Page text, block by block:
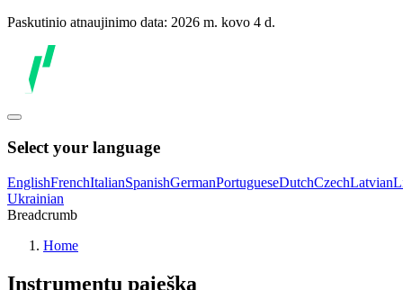
Paskutinio atnaujinimo data: 2026 m. kovo 4 d.
Select your language
EnglishFrenchItalianSpanishGermanPortugueseDutchCzechLatvian
Ukrainian
Breadcrumb
Home
Instrumentų paieška